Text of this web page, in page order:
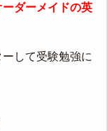
ーダーメイドの英
して受験勉強に